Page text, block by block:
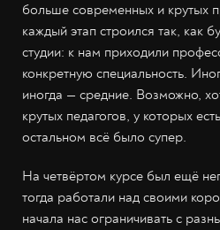
больше современных и крутых
каждый этап строился так, как
студии: к нам приходили
конкретную специальность.
иногда — средние. Возможно,
крутых педагогов, у которых
остальном всё было супер.
На четвёртом курсе был ещё
тогда работали над своими
начала нас ограничивать с